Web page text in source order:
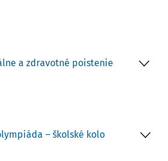
a zdravotné poistenie
– školské kolo